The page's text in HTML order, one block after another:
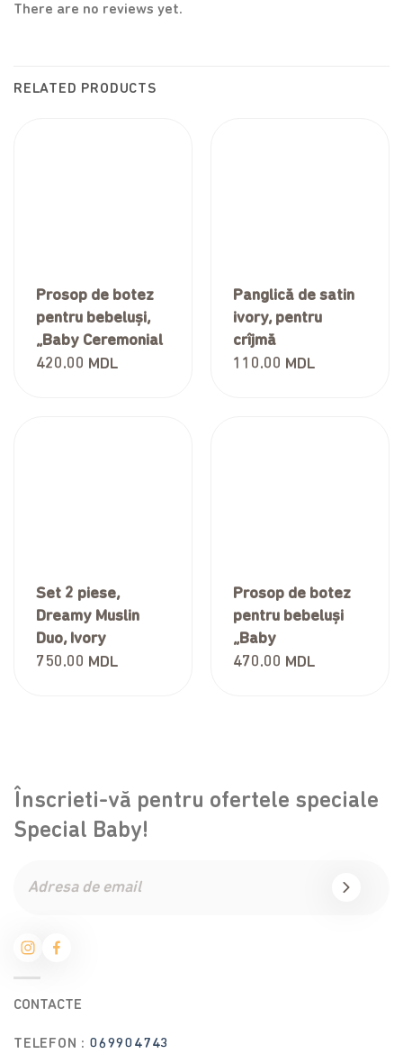
There are no reviews yet.
RELATED PRODUCTS
Prosop de botez
pentru bebeluși,
„Baby Ceremonial
Christening
420.00 MDL
Panglică de satin
ivory, pentru
crîjmă
110.00 MDL
Set 2 piese,
Dreamy Muslin
Duo, Ivory
750.00 MDL
Prosop de botez
pentru bebeluși
„Baby
Angel”,personalizat
470.00 MDL
Înscrieti-vă pentru ofertele speciale
Special Baby!
CONTACTE
TELEFON :069904743